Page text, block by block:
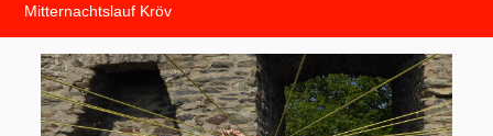
Mitternachtslauf Kröv